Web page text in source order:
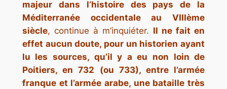
majeur dans l’histoire des pays de la
Méditerranée occidentale au VIIIème
siècle, continue à m’inquiéter. Il ne fait en
effet aucun doute, pour un historien ayant
lu les sources, qu’il y a eu non loin de
Poitiers, en 732 (ou 733), entre l’armée
franque et l’armée arabe, une bataille très